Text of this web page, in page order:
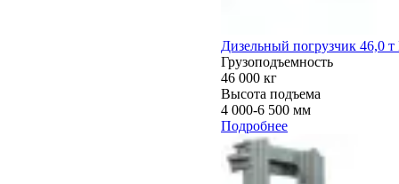
Дизельный погрузчик 46,0
Грузоподъемность
46 000 кг
Высота подъема
4 000-6 500 мм
Подробнее